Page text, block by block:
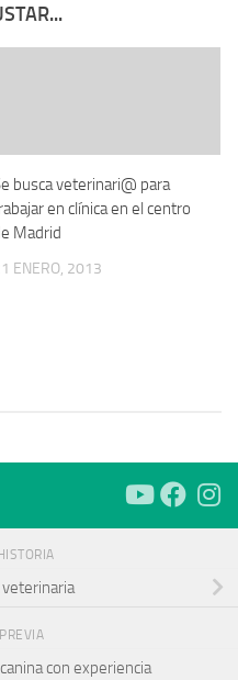
busca veterinari@ para
en clínica en el centro
Madrid
ENERO, 2013
con experiencia